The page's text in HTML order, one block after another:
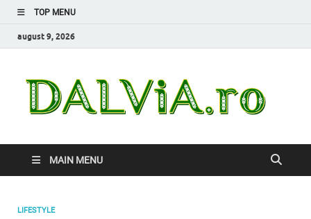
TOP MENU
august 9, 2026
MAIN MENU
LIFESTYLE